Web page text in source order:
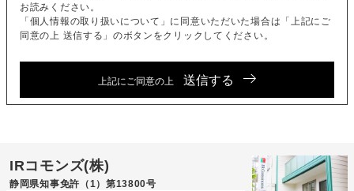
お読みください。
「個人情報の取り扱いについて」に同意いただいた場合は「上記にご
同意の上 送信する」のボタンをクリックしてください。
上記にご同意の上 送信する
IRコモンズ(株)
静岡県知事免許（1）第13800号